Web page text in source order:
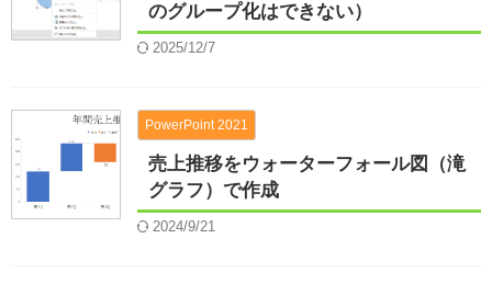
のグループ化はできない）
2025/12/7
PowerPoint 2021
売上推移をウォーターフォール図（滝
グラフ）で作成
2024/9/21